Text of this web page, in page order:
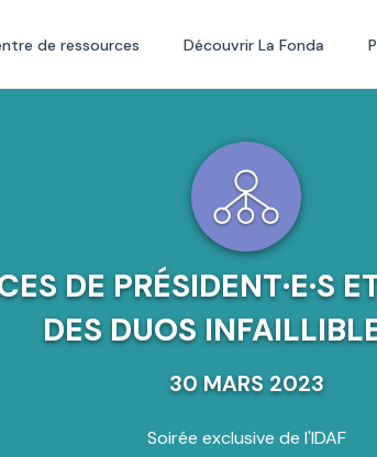
de ressources Découvrir La Fonda
DE PRÉSIDENT·E·S
DES DUOS
30 MARS 2023
Soirée exclusive de l'IDAF